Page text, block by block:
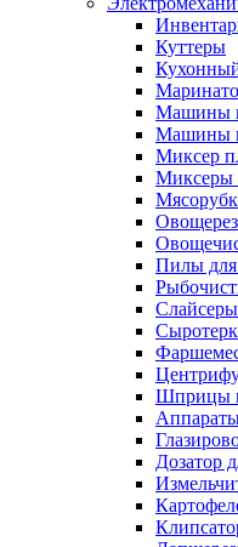
Куттеры
Машины
Машины
Миксер
Миксеры
Пилы для
Слайсеры
Шприцы
Дозатор